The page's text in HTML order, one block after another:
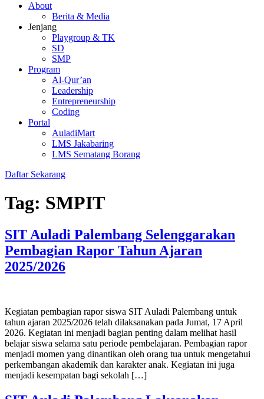
About
Berita & Media
Jenjang
Playgroup & TK
SD
SMP
Program
Al-Qur’an
Leadership
Entrepreneurship
Coding
Portal
AuladiMart
LMS Jakabaring
LMS Sematang Borang
Daftar Sekarang
Tag: SMPIT
SIT Auladi Palembang Selenggarakan
Pembagian Rapor Tahun Ajaran
2025/2026
Kegiatan pembagian rapor siswa SIT Auladi Palembang untuk
tahun ajaran 2025/2026 telah dilaksanakan pada Jumat, 17 April
2026. Kegiatan ini menjadi bagian penting dalam melihat hasil
belajar siswa selama satu periode pembelajaran. Pembagian rapor
menjadi momen yang dinantikan oleh orang tua untuk mengetahui
perkembangan akademik dan karakter anak. Kegiatan ini juga
menjadi kesempatan bagi sekolah […]